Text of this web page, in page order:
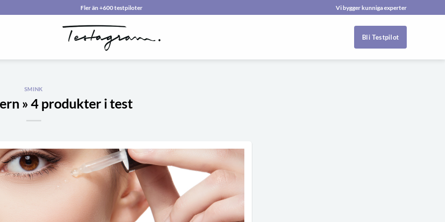
Fler än +600 testpiloter Vi bygger kunniga experter
Bli Testpilot
SMINK
» 4 produkter i test